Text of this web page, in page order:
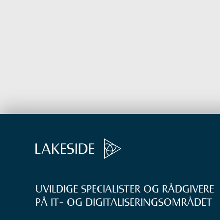
UVILDIGE SPECIALISTER OG RÅDGIVERE
PÅ IT- OG DIGITALISERINGS­OMRÅDET